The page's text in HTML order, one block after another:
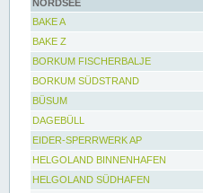
NORDSEE
BAKE A
BAKE Z
BORKUM FISCHERBALJE
BORKUM SÜDSTRAND
BÜSUM
DAGEBÜLL
EIDER-SPERRWERK AP
HELGOLAND BINNENHAFEN
HELGOLAND SÜDHAFEN